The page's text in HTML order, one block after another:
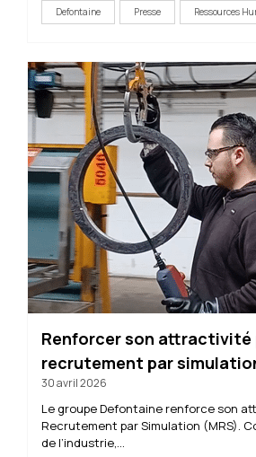
Defontaine Presse Ressources
Renforcer son attractivité
recrutement par
30 avril 2026
Le groupe Defontaine renforce son
Recrutement par Simulation (MRS).
de l’industrie,...